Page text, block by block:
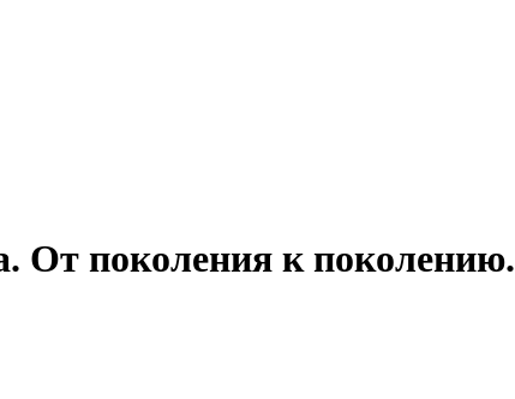
От поколения к поколению.